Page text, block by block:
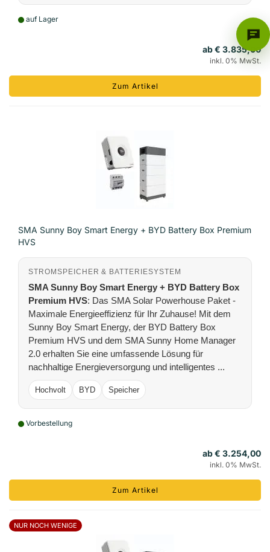
auf Lager
ab € 3.835,00
inkl. 0% MwSt.
Zum Artikel
SMA Sunny Boy Smart Energy + BYD Battery Box Premium
HVS
STROMSPEICHER & BATTERIESYSTEM
SMA Sunny Boy Smart Energy + BYD Battery Box
Premium HVS: Das SMA Solar Powerhouse Paket -
Maximale Energieeffizienz für Ihr Zuhause! Mit dem
Sunny Boy Smart Energy, der BYD Battery Box
Premium HVS und dem SMA Sunny Home Manager
2.0 erhalten Sie eine umfassende Lösung für
nachhaltige Energieversorgung und intelligentes ...
Hochvolt BYD Speicher
Vorbestellung
ab € 3.254,00
inkl. 0% MwSt.
Zum Artikel
NUR NOCH WENIGE